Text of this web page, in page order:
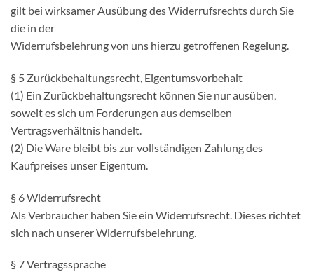
gilt bei wirksamer Ausübung des Widerrufsrechts durch Sie
die in der
Widerrufsbelehrung von uns hierzu getroffenen Regelung.
§ 5 Zurückbehaltungsrecht, Eigentumsvorbehalt
(1) Ein Zurückbehaltungsrecht können Sie nur ausüben,
soweit es sich um Forderungen aus demselben
Vertragsverhältnis handelt.
(2) Die Ware bleibt bis zur vollständigen Zahlung des
Kaufpreises unser Eigentum.
§ 6 Widerrufsrecht
Als Verbraucher haben Sie ein Widerrufsrecht. Dieses richtet
sich nach unserer Widerrufsbelehrung.
§ 7 Vertragssprache